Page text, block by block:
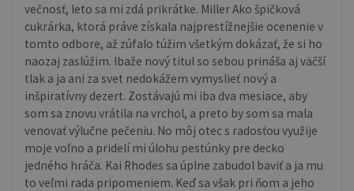
večnosť, leto sa mi zdá prikrátke. Miller Ako špičková
cukrárka, ktorá práve získala najprestížnejšie ocenenie v
tomto odbore, až zúfalo túžim všetkým dokázať, že si ho
naozaj zaslúžim. Ibaže nový titul so sebou prináša aj väčší
tlak a ja ani za svet nedokážem vymyslieť nový a
inšpiratívny dezert. Zostávajú mi iba dva mesiace, aby
som sa znovu vrátila na vrchol, a preto by som sa mala
venovať výlučne pečeniu. No môj otec s radosťou využije
moje voľno a pridelí mi úlohu pestúnky pre decko
jedného hráča. Kai Rhodes sa úplne zabudol baviť a ja mu
to veľmi rada pripomeniem. Keď sa však pri ňom a jeho